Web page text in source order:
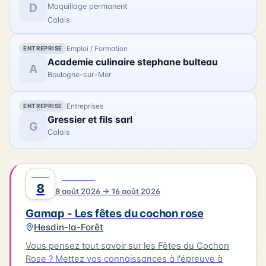
D
Maquillage permanent
Calais
ENTREPRISE Emploi / Formation
A Academie culinaire stephane bulteau
Boulogne-sur-Mer
ENTREPRISE Entreprises
G Gressier et fils sarl
Calais
8 8 août 2026 → 16 août 2026
Gamap - Les fêtes du cochon rose
Hesdin-la-Forêt
Vous pensez tout savoir sur les Fêtes du Cochon
Rose ? Mettez vos connaissances à l'épreuve à